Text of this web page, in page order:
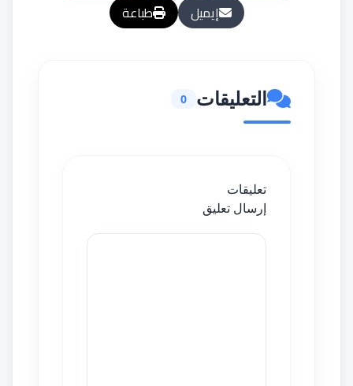
إيميل
طباعة
التعليقات 0
تعليقات
إرسال تعليق